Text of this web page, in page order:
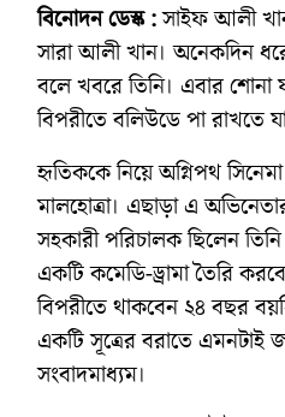
বিনোদন ডেস্ক :সাইফ আলী
সারা আলী খান। অনেকদিন
বলে খবরে তিনি। এবার শোনা
বিপরীতে বলিউডে পা রাখতে
হৃতিককে নিয়ে অগ্নিপথ
মালহোত্রা। এছাড়া এ
সহকারী পরিচালক ছিলেন
একটি কমেডি-ড্রামা তৈরি
বিপরীতে থাকবেন ২৪ বছর বয়সি
একটি সূত্রের বরাতে এমনটাই
সংবাদমাধ্যম।